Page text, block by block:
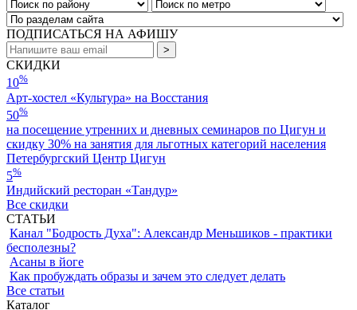
ПОДПИСАТЬСЯ НА АФИШУ
СКИДКИ
10%
Арт-хостел «Культура» на Восстания
50%
на посещение утренних и дневных семинаров по Цигун и
скидку 30% на занятия для льготных категорий населения
Петербургский Центр Цигун
5%
Индийский ресторан «Тандур»
Все скидки
СТАТЬИ
Канал "Бодрость Духа": Александр Меньшиков - практики
бесполезны?
Асаны в йоге
Как пробуждать образы и зачем это следует делать
Все статьи
Каталог